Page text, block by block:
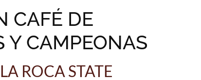
CAFÉ DE
Y CAMPEONAS
ROCA STATE